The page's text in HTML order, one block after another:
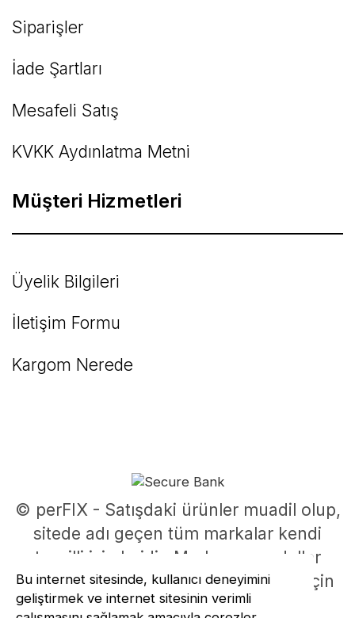
Bu internet sitesinde, kullanıcı deneyimini
geliştirmek ve internet sitesinin verimli
Siparişler
İade Şartları
Mesafeli Satış
KVKK Aydınlatma Metni
Müşteri Hizmetleri
Üyelik Bilgileri
İletişim Formu
Kargom Nerede
© perFIX - Satışdaki ürünler muadil olup,
sitede adı geçen tüm markalar kendi
tescilli isimleridir. Marka ve modeller
parça uyumluluklarının belirlenmesi için
kullanılmıştır.